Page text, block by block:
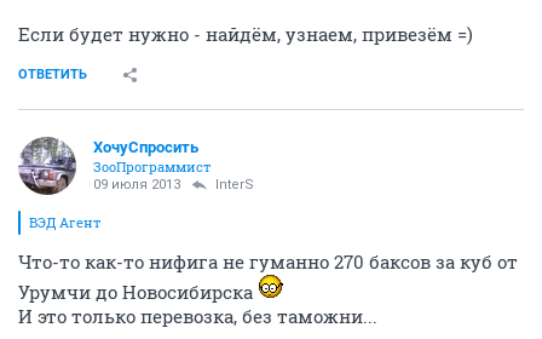
Если будет нужно - найдём, узнаем, привезём =)
ОТВЕТИТЬ
ХочуСпросить
ЗооПрограммист
09 июля 2013 InterS
ВЭД Агент
Что-то как-то нифига не гуманно 270 баксов за куб от
Урумчи до Новосибирска
И это только перевозка, без таможни...